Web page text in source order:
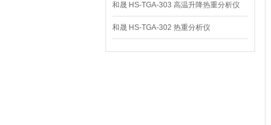
和晟 HS-TGA-303 高温升降热重分析仪
和晟 HS-TGA-302 热重分析仪